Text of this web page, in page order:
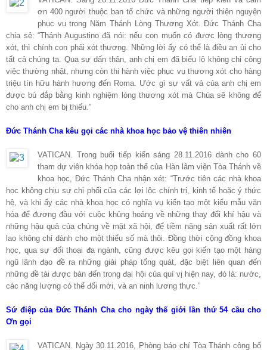
ơn 400 người thuộc ban tổ chức và những người thiện nguyện
phục vụ trong Năm Thánh Lòng Thương Xót. Đức Thánh Cha
chia sẻ: “Thánh Augustino đã nói: nếu con muốn có được lòng thương
xót, thì chính con phải xót thương. Những lời ấy có thể là điều an ủi cho
tất cả chúng ta. Qua sự dấn thân, anh chị em đã biểu lộ không chỉ công
việc thường nhật, nhưng còn thi hành việc phục vụ thương xót cho hàng
triệu tín hữu hành hương đến Roma. Ước gì sự vất vả của anh chị em
được bù đắp bằng kinh nghiệm lòng thương xót mà Chúa sẽ không để
cho anh chị em bị thiếu.”
Đức Thánh Cha kêu gọi các nhà khoa học bảo vệ thiên nhiên
VATICAN. Trong buổi tiếp kiến sáng 28.11.2016 dành cho 60
tham dự viên khóa họp toàn thể của Hàn lâm viện Tòa Thánh về
khoa học, Đức Thánh Cha nhận xét: “Trước tiên các nhà khoa
học không chịu sự chi phối của các lợi lộc chính trị, kinh tế hoặc ý thức
hệ, và khi ấy các nhà khoa học có nghĩa vụ kiến tạo một kiểu mẫu văn
hóa để đương đầu với cuộc khủng hoảng về những thay đổi khí hậu và
những hậu quả của chúng về mặt xã hội, để tiềm năng sản xuất rất lớn
lao không chỉ dành cho một thiểu số mà thôi. Đồng thời cộng đồng khoa
học, qua sự đối thoại đa ngành, cũng được kêu gọi kiến tạo một hàng
ngũ lãnh đạo đề ra những giải pháp tổng quát, đặc biệt liên quan đến
những đề tài được bàn đến trong đại hội của quí vị hiện nay, đó là: nước,
các năng lượng có thể đổi mới, và an ninh lương thực.”
Sứ điệp của Đức Thánh Cha cho ngày thế giới lần thứ 54 cầu cho
Ơn gọi
VATICAN. Ngày 30.11.2016, Phòng báo chí Tòa Thánh công bố